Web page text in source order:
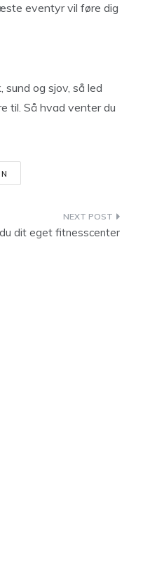
eventyr vil føre dig
og sjov, så led
til. Så hvad venter du
dit eget fitnesscenter